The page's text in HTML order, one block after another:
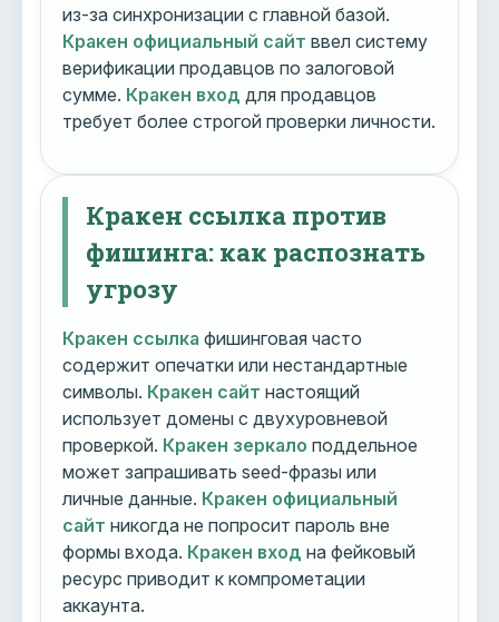
из-за синхронизации с главной базой.
Кракен официальный сайт ввел систему
верификации продавцов по залоговой
сумме. Кракен вход для продавцов
требует более строгой проверки личности.
Кракен ссылка против
фишинга: как распознать
угрозу
Кракен ссылка фишинговая часто
содержит опечатки или нестандартные
символы. Кракен сайт настоящий
использует домены с двухуровневой
проверкой. Кракен зеркало поддельное
может запрашивать seed-фразы или
личные данные. Кракен официальный
сайт никогда не попросит пароль вне
формы входа. Кракен вход на фейковый
ресурс приводит к компрометации
аккаунта.